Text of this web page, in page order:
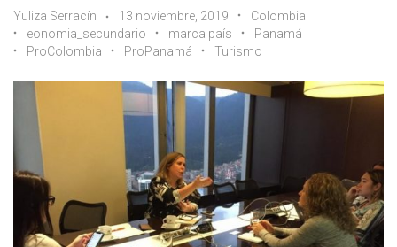
Yuliza Serracín 13 noviembre, 2019
Colombia
eonomia_secundario
marca país
Panamá
ProColombia
ProPanamá Turismo